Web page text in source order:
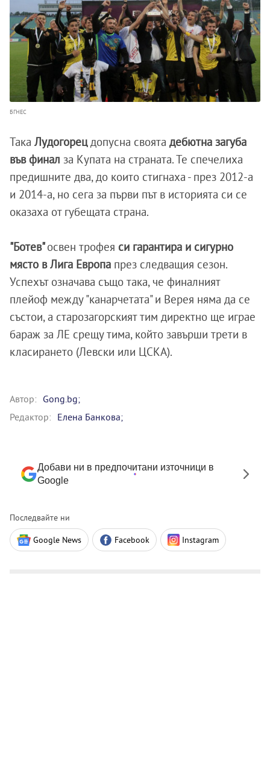
БГНЕС
Така Лудогорец допусна своята дебютна загуба
във финал за Купата на страната. Те спечелиха
предишните два, до които стигнаха - през 2012-а
и 2014-а, но сега за първи път в историята си се
оказаха от губещата страна.
"Ботев"освен трофея си гарантира и сигурно
място в Лига Европа през следващия сезон.
Успехът означава също така, че финалният
плейоф между "канарчетата" и Верея няма да се
състои, а старозагорският тим директно ще играе
бараж за ЛЕ срещу тима, който завърши трети в
класирането (Левски или ЦСКА).
Автор: Gong.bg;
Редактор: Елена Банкова;
Добави ни в предпочитани източници в
Google
Последвайте ни
Google News Facebook Instagram